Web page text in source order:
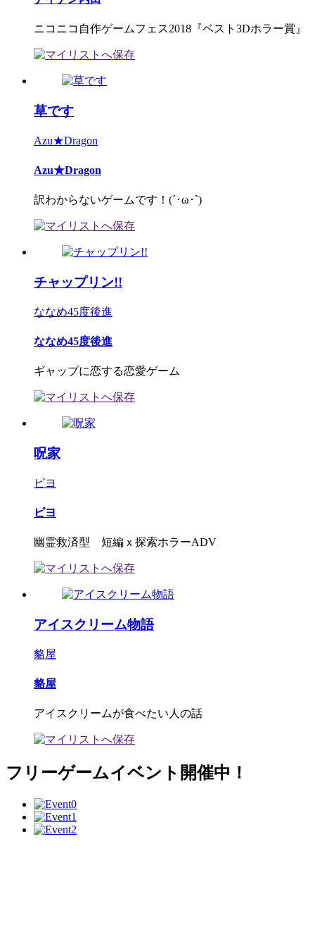
ニコニコ自作ゲームフェス2018『ベスト3Dホラー賞』
草です
Azu★Dragon
Azu★Dragon
訳わからないゲームです！(´･ω･`)
チャップリン!!
ななめ45度後進
ななめ45度後進
ギャップに恋する恋愛ゲーム
呪家
ピヨ
ピヨ
幽霊救済型 短編ｘ探索ホラーADV
アイスクリーム物語
貉屋
貉屋
アイスクリームが食べたい人の話
フリーゲームイベント開催中！